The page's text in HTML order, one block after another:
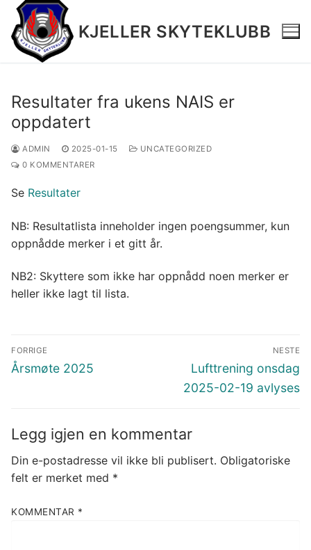
Hopp
innholdet
KJELLER SKYTEKLUBB
Hjem
Terminliste 2026 v2
Øvelser
Bilder
Salgsartikler
Kontaktinfo
Resultater fra ukens NAIS er
oppdatert
ADMIN 2025-01-15
UNCATEGORIZED
0 KOMMENTARER
Se Resultater
NB: Resultatlista inneholder ingen poengsummer, kun
oppnådde merker i et gitt år.
NB2: Skyttere som ikke har oppnådd noen merker er
heller ikke lagt til lista.
Innleggsnavigasjon
FORRIGE
Forrige
Årsmøte 2025
NESTE
Neste
innlegg:
Lufttrening onsdag
2025-02-19 avlyses
Legg igjen en kommentar
Din e-postadresse vil ikke bli publisert. Obligatoriske
felt er merket med *
KOMMENTAR *